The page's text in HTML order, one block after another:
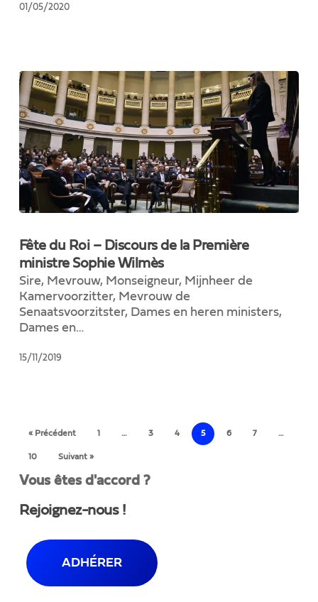
Louis
01/05/2020
du
Roi
–
Discours
de
la
Première
Sophie
Fête du Roi – Discours de la Première
ministre Sophie Wilmès
Sire, Mevrouw, Monseigneur, Mijnheer de
Kamervoorzitter, Mevrouw de
Senaatsvoorzitster, Dames en heren ministers,
Dames en…
15/11/2019
« Précédent 1 … 3 4 5 6 7 …
10 Suivant »
Vous êtes d'accord ?
Rejoignez-nous !
ADHÉRER